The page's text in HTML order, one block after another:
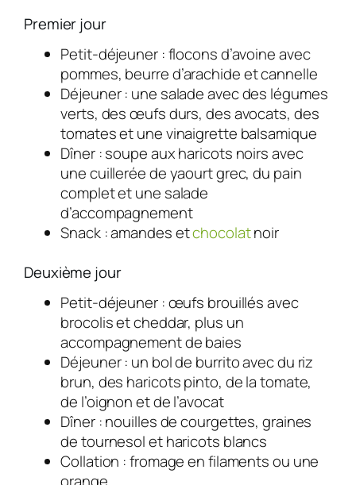
Premier jour
Petit-déjeuner : flocons d’avoine avec
pommes, beurre d’arachide et cannelle
Déjeuner : une salade avec des légumes
verts, des œufs durs, des avocats, des
tomates et une vinaigrette balsamique
Dîner : soupe aux haricots noirs avec
une cuillerée de yaourt grec, du pain
complet et une salade
d’accompagnement
Snack : amandes etchocolatnoir
Deuxième jour
Petit-déjeuner : œufs brouillés avec
brocolis et cheddar, plus un
accompagnement de baies
Déjeuner : un bol de burrito avec du riz
brun, des haricots pinto, de la tomate,
de l’oignon et de l’avocat
Dîner : nouilles de courgettes, graines
de tournesol et haricots blancs
Collation : fromage en filaments ou une